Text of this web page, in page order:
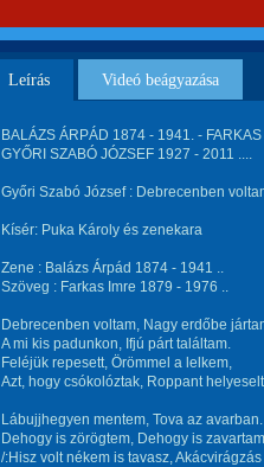
Leírás Videó beágyazása
BALÁZS ÁRPÁD 1874 - 1941. -
GYŐRI SZABÓ JÓZSEF 1927 - 2011 ....
Győri Szabó József : Debrecenben
Kísér: Puka Károly és zenekara
Zene : Balázs Árpád 1874 - 1941 ..
Szöveg : Farkas Imre 1879 - 1976 ..
Debrecenben voltam, Nagy erdőbe
A mi kis padunkon, Ifjú párt találtam.
Feléjük repesett, Örömmel a lelkem,
Azt, hogy csókolóztak, Roppant
Lábujjhegyen mentem, Tova az avarban.
Dehogy is zörögtem, Dehogy is
/:Hisz volt nékem is tavasz, Akácvirágzás